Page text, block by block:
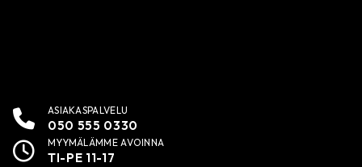
ASIAKASPALVELU
050 555 0330
MYYMÄLÄMME AVOINNA
TI-PE 11-17